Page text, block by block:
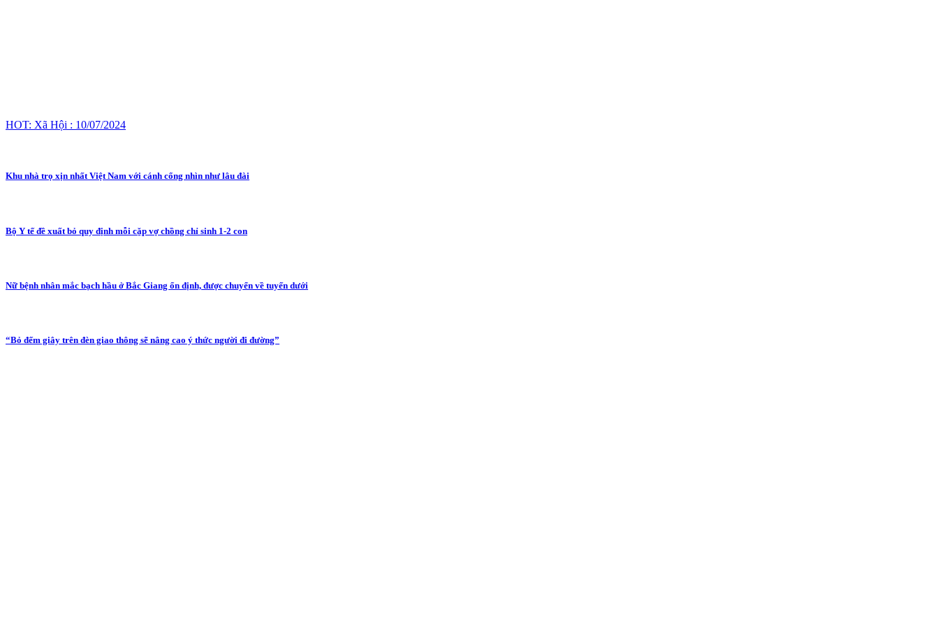
HOT: Xã Hội : 10/07/2024
Khu nhà trọ xịn nhất Việt Nam với cánh cổng nhìn như lâu đài
Bộ Y tế đề xuất bỏ quy định mỗi cặp vợ chồng chỉ sinh 1-2 con
Nữ bệnh nhân mắc bạch hầu ở Bắc Giang ổn định, được chuyển về tuyến dưới
“Bỏ đếm giây trên đèn giao thông sẽ nâng cao ý thức người đi đường”